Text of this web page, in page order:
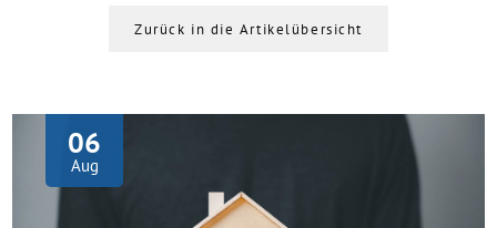
Zurück in die Artikelübersicht
06
Aug